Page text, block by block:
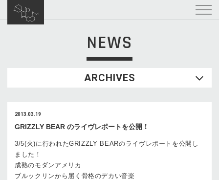
NEWS
ARCHIVES
2013.03.19
GRIZZLY BEAR のライヴレポートを公開！
3/5(火)に行われたGRIZZLY BEARのライヴレポートを公開し
ました！
成熟のモダンアメリカ
ブルックリンから届く骨格のデカい音楽